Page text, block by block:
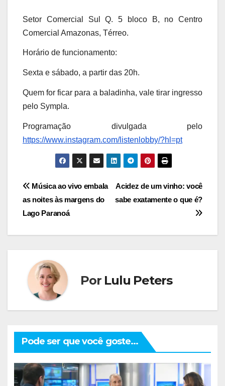
Setor Comercial Sul Q. 5 bloco B, no Centro
Comercial Amazonas, Térreo.
Horário de funcionamento:
Sexta e sábado, a partir das 20h.
Quem for ficar para a baladinha, vale tirar ingresso
pelo Sympla.
Programação divulgada pelo
https://www.instagram.com/listenlobby/?hl=pt
Navegação
de
Post
Acidez de um vinho: você
sabe exatamente o que é?
Música ao vivo embala
as noites às margens do
Lago Paranoá
Por Lulu Peters
Pode ser que você goste...